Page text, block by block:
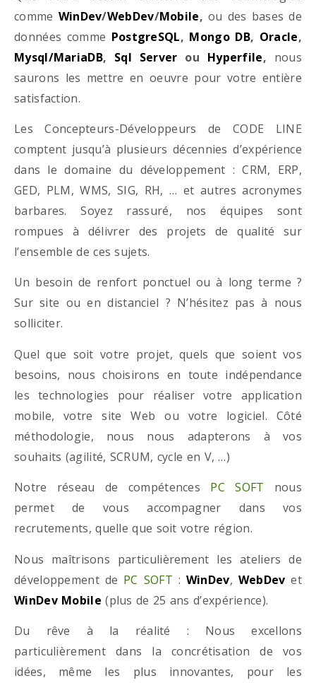
comme WinDev/WebDev/Mobile, ou des bases de
données comme PostgreSQL, Mongo DB, Oracle,
Mysql/MariaDB, Sql Server ou Hyperfile, nous
saurons les mettre en oeuvre pour votre entière
satisfaction.
Les Concepteurs-Développeurs de CODE LINE
comptent jusqu’à plusieurs décennies d’expérience
dans le domaine du développement : CRM, ERP,
GED, PLM, WMS, SIG, RH, … et autres acronymes
barbares. Soyez rassuré, nos équipes sont
rompues à délivrer des projets de qualité sur
l’ensemble de ces sujets.
Un besoin de renfort ponctuel ou à long terme ?
Sur site ou en distanciel ? N’hésitez pas à nous
solliciter.
Quel que soit votre projet, quels que soient vos
besoins, nous choisirons en toute indépendance
les technologies pour réaliser votre application
mobile, votre site Web ou votre logiciel. Côté
méthodologie, nous nous adapterons à vos
souhaits (agilité, SCRUM, cycle en V, …)
Notre réseau de compétences PC SOFT nous
permet de vous accompagner dans vos
recrutements, quelle que soit votre région.
Nous maîtrisons particulièrement les ateliers de
développement de PC SOFT : WinDev, WebDev et
WinDev Mobile (plus de 25 ans d’expérience).
Du rêve à la réalité : Nous excellons
particulièrement dans la concrétisation de vos
idées, même les plus innovantes, pour les